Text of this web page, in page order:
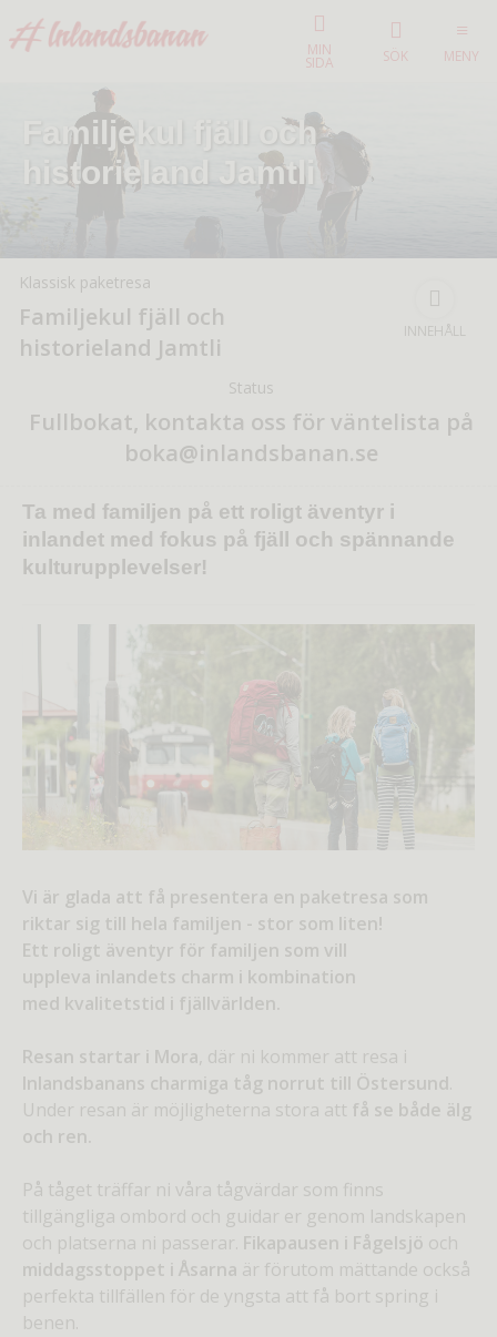
MIN
SIDA SÖK MENY
Familjekul fjäll och
historieland Jamtli
Klassisk paketresa
Familjekul fjäll och
historieland Jamtli
Status
Fullbokat, kontakta oss för väntelista på
boka@inlandsbanan.se
INNEHÅLL
Ta med familjen på ett roligt äventyr i
inlandet med fokus på fjäll och spännande
kulturupplevelser!
Vi är glada att få presentera en paketresa som
riktar sig till hela familjen - stor som liten!
Ett roligt äventyr för familjen som vill
uppleva inlandets charm i kombination
med kvalitetstid i fjällvärlden.
Resan startar i Mora , där ni kommer att resa i
Inlandsbanans charmiga tåg norrut till Östersund.
Under resan är möjligheterna stora att få se både älg
och ren.
På tåget träffar ni våra tågvärdar som finns
tillgängliga ombord och guidar er genom landskapen
och platserna ni passerar. Fikapausen i Fågelsjö och
middagsstoppet i Åsarna är förutom mättande också
perfekta tillfällen för de yngsta att få bort spring i
benen.